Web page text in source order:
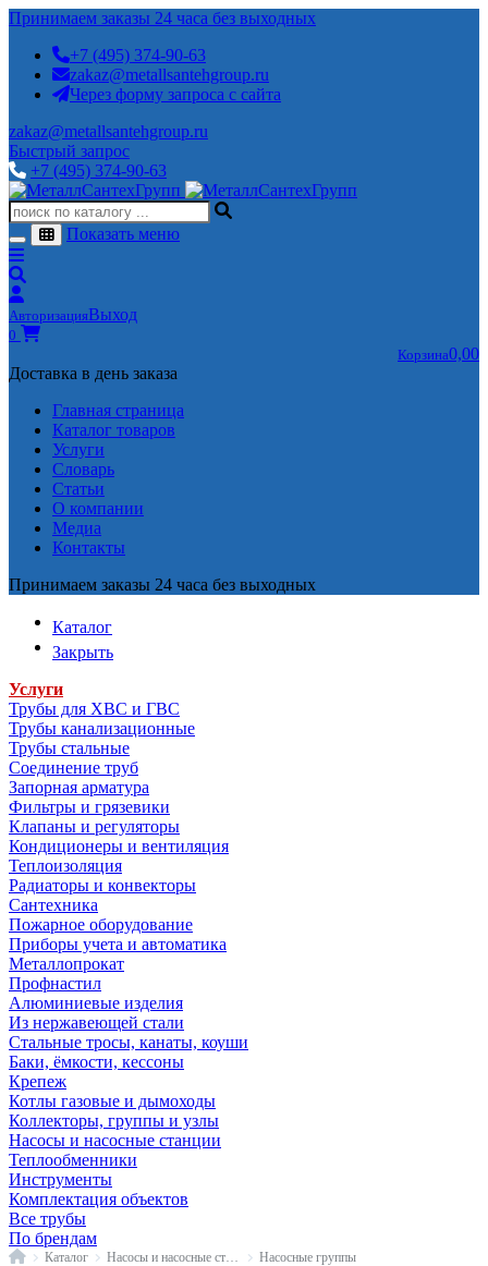
Принимаем заказы 24 часа без выходных
+7 (495) 374-90-63
zakaz@metallsantehgroup.ru
Через форму запроса с сайта
zakaz@metallsantehgroup.ru
Быстрый запрос
+7 (495) 374-90-63
Показать меню
АвторизацияВыход
0
Корзина0,00
Доставка в день заказа
Главная страница
Каталог товаров
Услуги
Словарь
Статьи
О компании
Медиа
Контакты
Принимаем заказы 24 часа без выходных
Каталог
Закрыть
Услуги
Трубы для ХВС и ГВС
Трубы канализационные
Трубы стальные
Соединение труб
Запорная арматура
Фильтры и грязевики
Клапаны и регуляторы
Кондиционеры и вентиляция
Теплоизоляция
Радиаторы и конвекторы
Сантехника
Пожарное оборудование
Приборы учета и автоматика
Металлопрокат
Профнастил
Алюминиевые изделия
Из нержавеющей стали
Стальные тросы, канаты, коуши
Баки, ёмкости, кессоны
Крепеж
Котлы газовые и дымоходы
Коллекторы, группы и узлы
Насосы и насосные станции
Теплообменники
Инструменты
Комплектация объектов
Все трубы
По брендам
ГлавнаяКаталог Насосные группы